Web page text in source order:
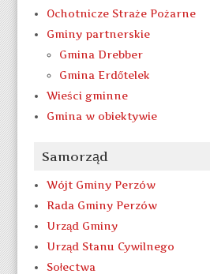
Ochotnicze Straże Pożarne
Gminy partnerskie
Gmina Drebber
Gmina Erdőtelek
Wieści gminne
Gmina w obiektywie
Samorząd
Wójt Gminy Perzów
Rada Gminy Perzów
Urząd Gminy
Urząd Stanu Cywilnego
Sołectwa